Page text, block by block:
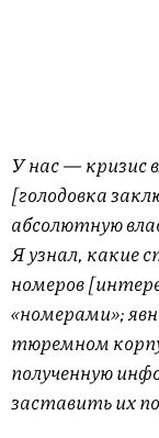
У нас — кризис
[голодовка
абсолютную
Я узнал, какие
номеров
«номерами»;
тюремном
полученную
заставить их